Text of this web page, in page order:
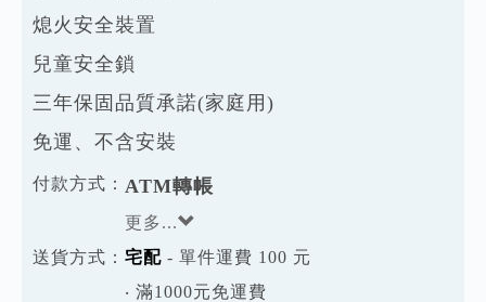
熄火安全裝置
兒童安全鎖
三年保固品質承諾(家庭用)
免運、不含安裝
付款方式： ATM轉帳
更多...
送貨方式： 宅配 - 單件運費 100 元
‧ 滿1000元免運費